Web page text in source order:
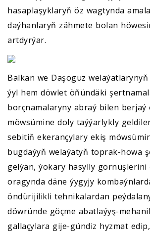
hasaplaşyklaryň öz wagtynda
daýhanlaryň zähmete bolan
artdyrýar.
Balkan we Daşoguz
ýyl hem döwlet öňündäki
borçnamalaryny abraý bilen
möwsümine doly taýýarlykly
sebitiň ekerançylary ekiş
bugdaýyň welaýatyň toprak-howa
gelýän, ýokary hasylly görnüşlerini
oragynda däne ýygyjy
öndürijilikli tehnikalardan
döwründe göçme abatlaýyş-
gallaçylara gije-gündiz hyzmat